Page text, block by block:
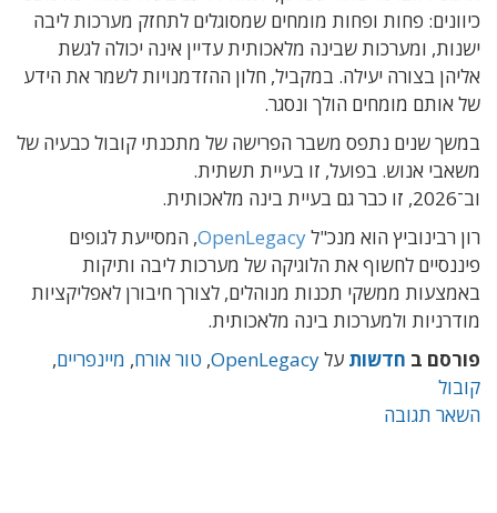
כיוונים: פחות ופחות מומחים שמסוגלים לתחזק מערכות ליבה
ישנות, ומערכות שבינה מלאכותית עדיין אינה יכולה לגשת
אליהן בצורה יעילה. במקביל, חלון ההזדמנויות לשמר את הידע
של אותם מומחים הולך ונסגר.
במשך שנים נתפס משבר הפרישה של מתכנתי קובול כבעיה של
משאבי אנוש. בפועל, זו בעיית תשתית.
וב־2026, זו כבר גם בעיית בינה מלאכותית.
רון רבינוביץ הוא מנכ"לOpenLegacy, המסייעת לגופים
פיננסיים לחשוף את הלוגיקה של מערכות ליבה ותיקות
באמצעות ממשקי תכנות מנוהלים, לצורך חיבורן לאפליקציות
מודרניות ולמערכות בינה מלאכותית.
פורסם ב חדשות עלOpenLegacy
, טור אורח, מיינפריים,
קובול
השאר תגובה